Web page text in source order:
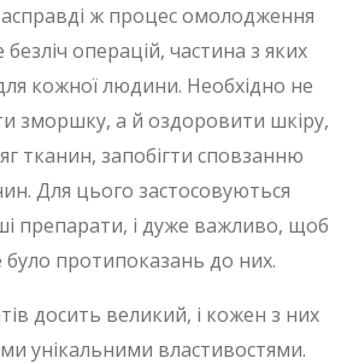
ж процес омолодження
операцій, частина з яких
кожної людини. Необхідно не
зморшку, а й оздоровити шкіру,
тканин, запобігти сповзанню
Для цього застосовуються
препарати, і дуже важливо, щоб
було протипоказань до них.
досить великий, і кожен з них
унікальними властивостями.